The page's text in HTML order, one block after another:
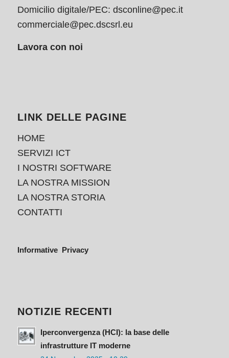
Domicilio digitale/PEC: dsconline@pec.it
commerciale@pec.dscsrl.eu
Lavora con noi
LINK DELLE PAGINE
HOME
SERVIZI ICT
I NOSTRI SOFTWARE
LA NOSTRA MISSION
LA NOSTRA STORIA
CONTATTI
Informative Privacy
NOTIZIE RECENTI
Iperconvergenza (HCI): la base delle
infrastrutture IT moderne